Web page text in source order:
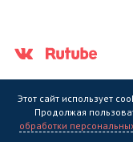
Государственное
Этот сайт использует
Продолжая
обработки